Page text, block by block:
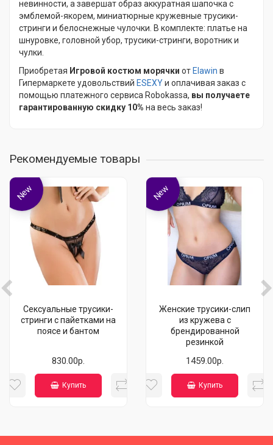
невинности, а завершат образ аккуратная шапочка с
эмблемой-якорем, миниатюрные кружевные трусики-
стринги и белоснежные чулочки. В комплекте: платье на
шнуровке, головной убор, трусики-стринги, воротник и
чулки.
Приобретая Игровой костюм морячки от Elawin в
Гипермаркете удовольствий ESEXYи оплачивая заказ с
помощью платежного сервиса Robokassa, вы получаете
гарантированную скидку 10% на весь заказ!
Рекомендуемые товары
New
Сексуальные трусики-
стринги с пайетками на
поясе и бантом
830.00р.
Купить
New
Женские трусики-слип
из кружева с
брендированной
резинкой
1459.00р.
Купить